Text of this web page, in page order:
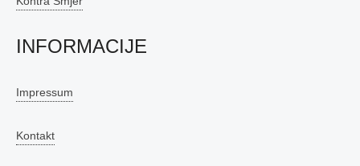
INFORMACIJE
Impressum
Kontakt